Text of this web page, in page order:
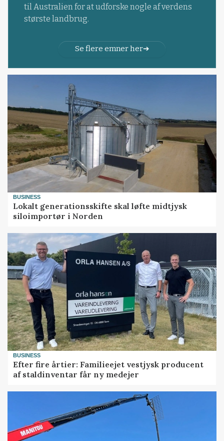
til Australien for at udforske nogle af verdens
største landbrug.
Se flere emner her
BUSINESS
Lokalt generationsskifte skal løfte midtjysk
siloimportør i Norden
BUSINESS
Efter fire årtier: Familieejet vestjysk producent
af staldinventar får ny medejer